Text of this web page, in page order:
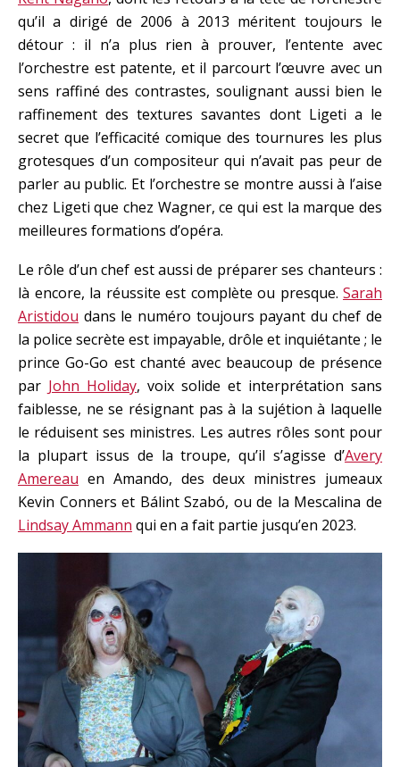
qu’il a dirigé de 2006 à 2013 méritent toujours le
détour : il n’a plus rien à prouver, l’entente avec
l’orchestre est patente, et il parcourt l’œuvre avec un
sens raffiné des contrastes, soulignant aussi bien le
raffinement des textures savantes dont Ligeti a le
secret que l’efficacité comique des tournures les plus
grotesques d’un compositeur qui n’avait pas peur de
parler au public. Et l’orchestre se montre aussi à l’aise
chez Ligeti que chez Wagner, ce qui est la marque des
meilleures formations d’opéra.
Le rôle d’un chef est aussi de préparer ses chanteurs :
là encore, la réussite est complète ou presque. Sarah
Aristidou dans le numéro toujours payant du chef de
la police secrète est impayable, drôle et inquiétante ; le
prince Go-Go est chanté avec beaucoup de présence
par John Holiday, voix solide et interprétation sans
faiblesse, ne se résignant pas à la sujétion à laquelle
le réduisent ses ministres. Les autres rôles sont pour
la plupart issus de la troupe, qu’il s’agisse d’Avery
Amereau en Amando, des deux ministres jumeaux
Kevin Conners et Bálint Szabó, ou de la Mescalina de
Lindsay Ammann qui en a fait partie jusqu’en 2023.